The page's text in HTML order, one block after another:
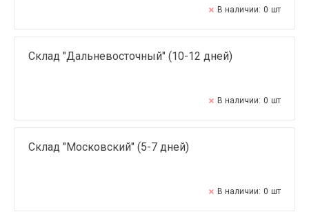
В наличии: 0 шт
Склад "Дальневосточный" (10-12 дней)
В наличии: 0 шт
Склад "Московский" (5-7 дней)
В наличии: 0 шт